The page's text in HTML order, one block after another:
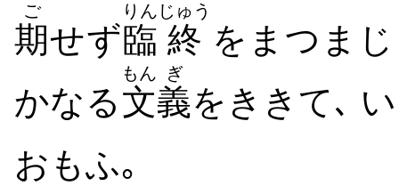
期
ご
せ​ず臨
りん
終
じゅう
を​まつ​ま
かなる文
もん
義
ぎ
を​きき​て､
おもふ｡